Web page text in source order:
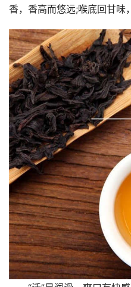
香，香高而悠远;喉底回甘味